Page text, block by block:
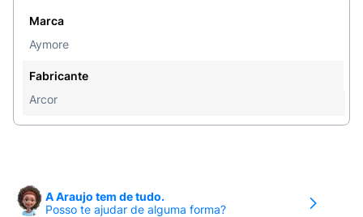
Marca
Aymore
Fabricante
Arcor
A Araujo tem de tudo.
Posso te ajudar de alguma forma?